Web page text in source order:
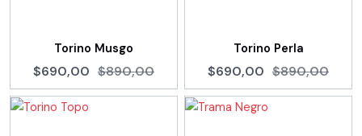
Torino Musgo
$690,00 $890,00
Torino Perla
$690,00 $890,00